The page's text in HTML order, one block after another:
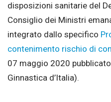
disposizioni sanitarie del
Consiglio dei Ministri
integrato dallo specifico
contenimento rischio di
07 maggio 2020
Ginnastica d’Italia).